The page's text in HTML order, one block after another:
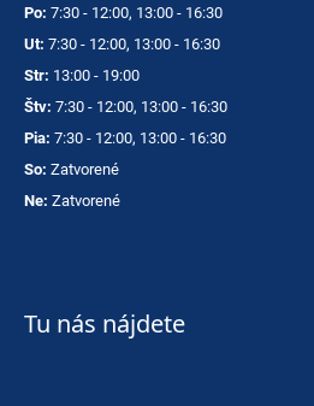
Po: 7:30 - 12:00, 13:00 - 16:30
Ut: 7:30 - 12:00, 13:00 - 16:30
Str: 13:00 - 19:00
Štv: 7:30 - 12:00, 13:00 - 16:30
Pia: 7:30 - 12:00, 13:00 - 16:30
So: Zatvorené
Ne: Zatvorené
Tu nás nájdete